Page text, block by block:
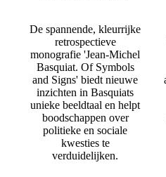
De spannende, kleurrijke
retrospectieve
monografie 'Jean-Michel
Basquiat. Of Symbols
and Signs' biedt nieuwe
inzichten in Basquiats
unieke beeldtaal en helpt
boodschappen over
politieke en sociale
kwesties te
verduidelijken.